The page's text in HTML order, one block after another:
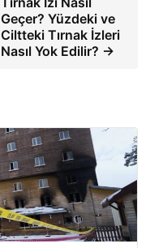
Geçer? Yüzdeki ve
Ciltteki Tırnak İzleri
Nasıl Yok Edilir? →